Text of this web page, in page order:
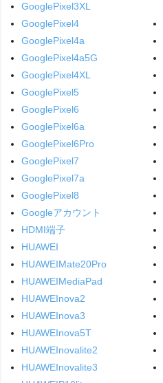
GooglePixel3XL
GooglePixel4
GooglePixel4a
GooglePixel4a5G
GooglePixel4XL
GooglePixel5
GooglePixel6
GooglePixel6a
GooglePixel6Pro
GooglePixel7
GooglePixel7a
GooglePixel8
Googleアカウント
HDMI端子
HUAWEI
HUAWEIMate20Pro
HUAWEIMediaPad
HUAWEInova2
HUAWEInova3
HUAWEInova5T
HUAWEInovalite2
HUAWEInovalite3